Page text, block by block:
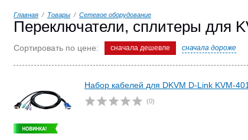
Главная / Товары / Сетевое оборудование
Переключатели, сплитеры для
Сортировать по цене: сначала дешевле сначала дороже
Набор кабелей для DKVM D-Link KVM-
(0)